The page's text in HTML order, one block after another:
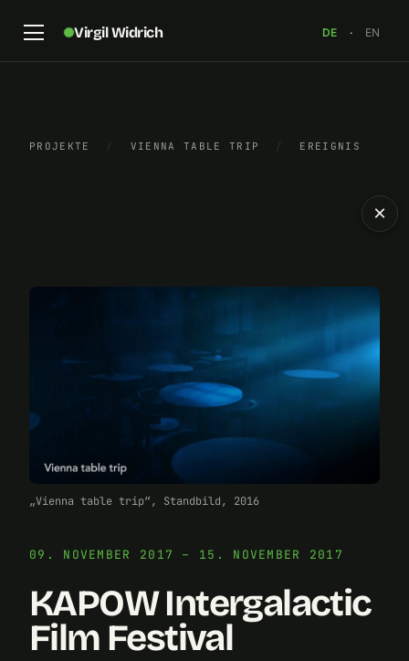
Virgil Widrich DE · EN
PROJEKTE / VIENNA TABLE TRIP / EREIGNIS
„Vienna table trip“, Standbild, 2016
09. NOVEMBER 2017 – 15. NOVEMBER 2017
KAPOW Intergalactic
Film Festival
×